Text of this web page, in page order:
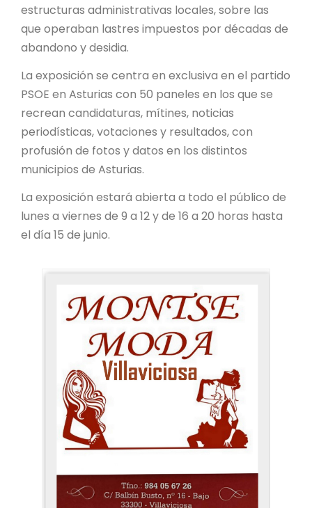
estructuras administrativas locales, sobre las
que operaban lastres impuestos por décadas de
abandono y desidia.
La exposición se centra en exclusiva en el partido
PSOE en Asturias con 50 paneles en los que se
recrean candidaturas, mítines, noticias
periodísticas, votaciones y resultados, con
profusión de fotos y datos en los distintos
municipios de Asturias.
La exposición estará abierta a todo el público de
lunes a viernes de 9 a 12 y de 16 a 20 horas hasta
el día 15 de junio.